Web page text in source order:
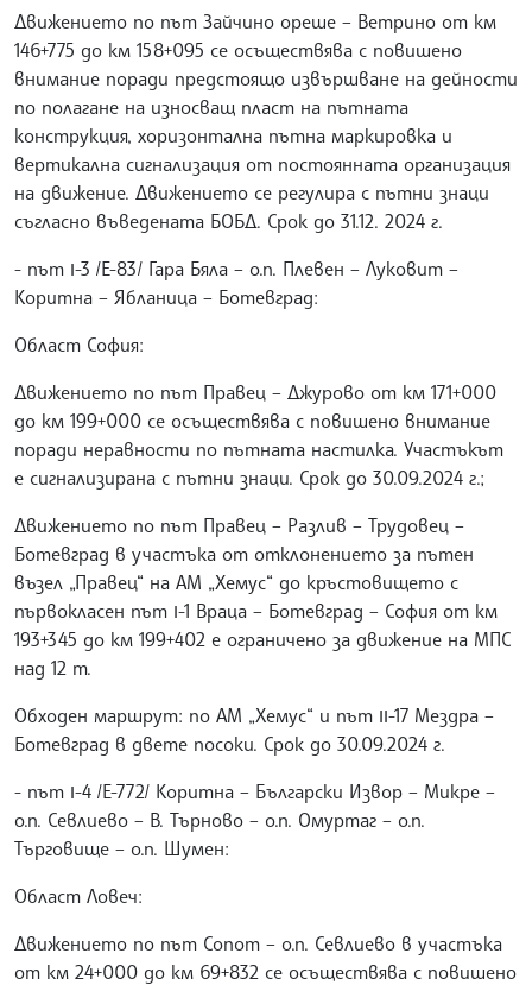
Движението по път Зайчино ореше – Ветрино от км
146+775 до км 158+095 се осъществява с повишено
внимание поради предстоящо извършване на дейности
по полагане на износващ пласт на пътната
конструкция, хоризонтална пътна маркировка и
вертикална сигнализация от постоянната организация
на движение. Движението се регулира с пътни знаци
съгласно въведената БОБД. Срок до 31.12. 2024 г.
- път І-3 /Е-83/ Гара Бяла – о.п. Плевен – Луковит –
Коритна – Ябланица – Ботевград:
Област София:
Движението по път Правец – Джурово от км 171+000
до км 199+000 се осъществява с повишено внимание
поради неравности по пътната настилка. Участъкът
е сигнализирана с пътни знаци. Срок до 30.09.2024 г.;
Движението по път Правец – Разлив – Трудовец –
Ботевград в участъка от отклонението за пътен
възел „Правец“ на АМ „Хемус“ до кръстовището с
първокласен път І-1 Враца – Ботевград – София от км
193+345 до км 199+402 е ограничено за движение на МПС
над 12 т.
Обходен маршрут: по АМ „Хемус“ и път ІІ-17 Мездра –
Ботевград в двете посоки. Срок до 30.09.2024 г.
- път І-4 /Е-772/ Коритна – Български Извор – Микре –
о.п. Севлиево – В. Търново – о.п. Омуртаг – о.п.
Търговище – о.п. Шумен:
Област Ловеч:
Движението по път Сопот – о.п. Севлиево в участъка
от км 24+000 до км 69+832 се осъществява с повишено